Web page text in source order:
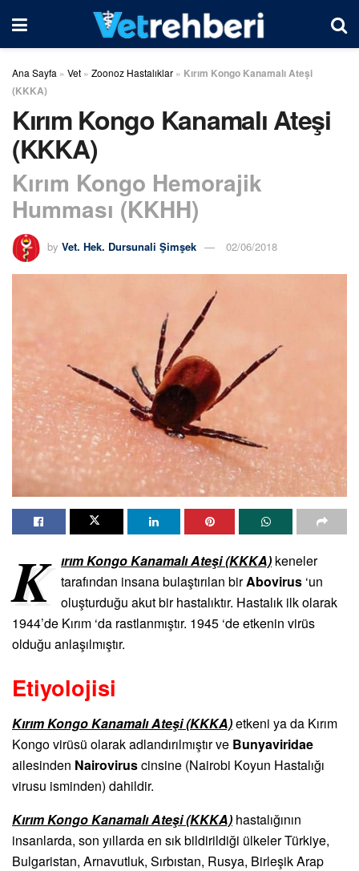
Ana Sayfa » Vet » Zoonoz Hastalıklar » Kırım Kongo Kanamalı Ateşi
(KKKA)
Kırım Kongo Kanamalı Ateşi
(KKKA)
Kırım Kongo Hemorajik
Humması (KKHH)
by Vet. Hek. Dursunali Şimşek 02/06/2018
K ırım Kongo Kanamalı Ateşi (KKKA) keneler
tarafından insana bulaştırılan birAbovirus ‘un
oluşturduğu akut bir hastalıktır. Hastalık ilk olarak
1944’de Kırım ‘da rastlanmıştır. 1945 ‘de etkenin virüs
olduğu anlaşılmıştır.
Etiyolojisi
Kırım Kongo Kanamalı Ateşi (KKKA)etkeni ya da Kırım
Kongo virüsü olarak adlandırılmıştır ve Bunyaviridae
ailesinden Nairoviruscinsine (Nairobi Koyun Hastalığı
virusu isminden) dahildir.
Kırım Kongo Kanamalı Ateşi (KKKA) hastalığının
insanlarda, son yıllarda en sık bildirildiği ülkeler Türkiye,
Bulgaristan, Arnavutluk, Sırbıstan, Rusya, Birleşik Arap